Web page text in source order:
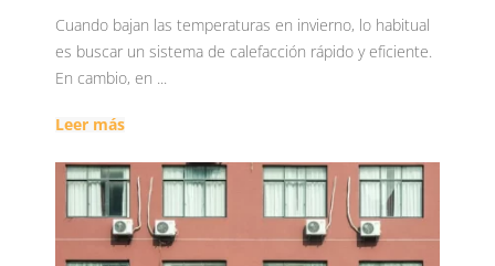
Cuando bajan las temperaturas en invierno, lo habitual
es buscar un sistema de calefacción rápido y eficiente.
En cambio, en ...
Leer más